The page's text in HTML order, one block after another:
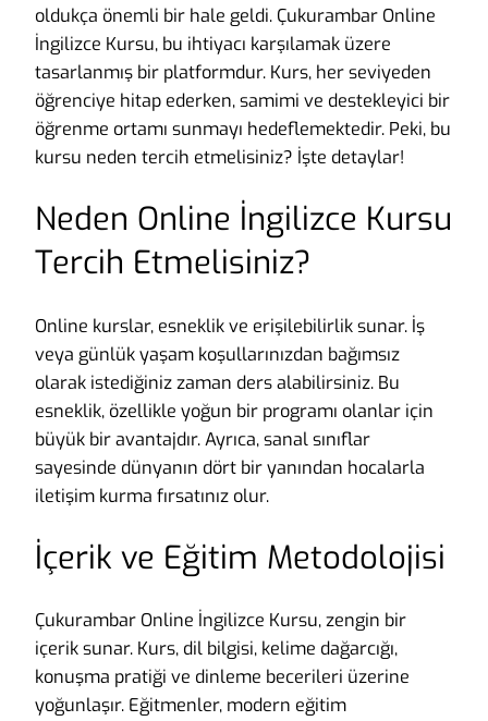
oldukça önemli bir hale geldi. Çukurambar Online
İngilizce Kursu, bu ihtiyacı karşılamak üzere
tasarlanmış bir platformdur. Kurs, her seviyeden
öğrenciye hitap ederken, samimi ve destekleyici bir
öğrenme ortamı sunmayı hedeflemektedir. Peki, bu
kursu neden tercih etmelisiniz? İşte detaylar!
Neden Online İngilizce Kursu
Tercih Etmelisiniz?
Online kurslar, esneklik ve erişilebilirlik sunar. İş
veya günlük yaşam koşullarınızdan bağımsız
olarak istediğiniz zaman ders alabilirsiniz. Bu
esneklik, özellikle yoğun bir programı olanlar için
büyük bir avantajdır. Ayrıca, sanal sınıflar
sayesinde dünyanın dört bir yanından hocalarla
iletişim kurma fırsatınız olur.
İçerik ve Eğitim Metodolojisi
Çukurambar Online İngilizce Kursu, zengin bir
içerik sunar. Kurs, dil bilgisi, kelime dağarcığı,
konuşma pratiği ve dinleme becerileri üzerine
yoğunlaşır. Eğitmenler, modern eğitim